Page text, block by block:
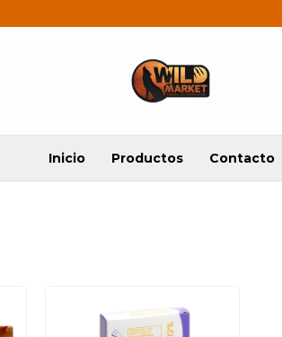
Inicio Productos Contacto